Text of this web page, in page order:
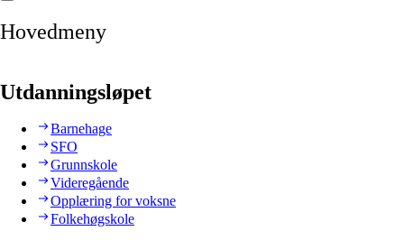
Hovedmeny
Utdanningsløpet
Barnehage
SFO
Grunnskole
Videregående
Opplæring for voksne
Folkehøgskole